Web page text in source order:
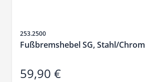
SKU
253.2500
Fußbremshebel SG, Stahl/Chrom
59,90 €